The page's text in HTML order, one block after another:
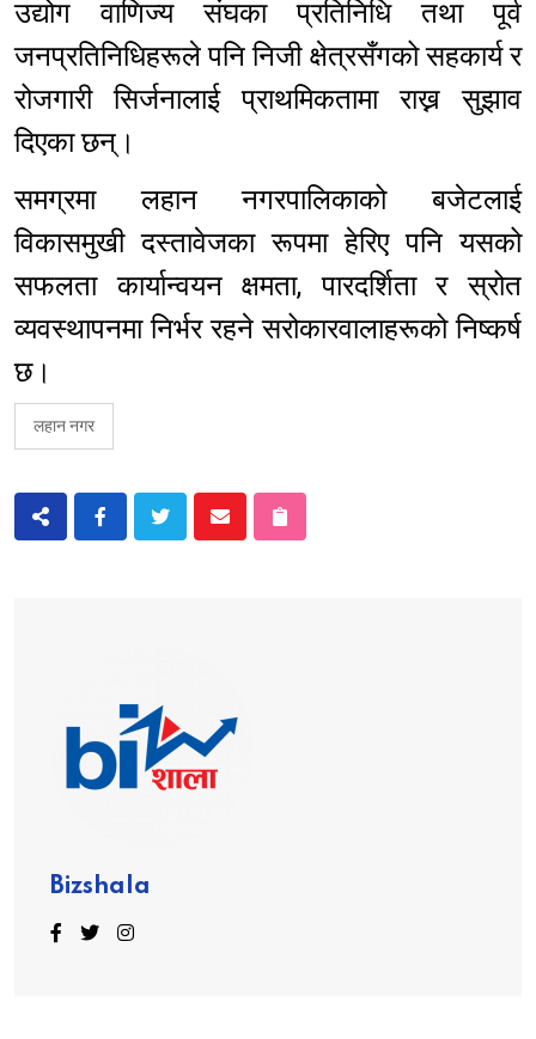
उद्योग वाणिज्य संघका प्रतिनिधि तथा पूर्व
जनप्रतिनिधिहरूले पनि निजी क्षेत्रसँगको सहकार्य र
रोजगारी सिर्जनालाई प्राथमिकतामा राख्न सुझाव
दिएका छन्।
समग्रमा लहान नगरपालिकाको बजेटलाई
विकासमुखी दस्तावेजका रूपमा हेरिए पनि यसको
सफलता कार्यान्वयन क्षमता, पारदर्शिता र स्रोत
व्यवस्थापनमा निर्भर रहने सरोकारवालाहरूको निष्कर्ष
छ।
लहान नगर
Bizshala